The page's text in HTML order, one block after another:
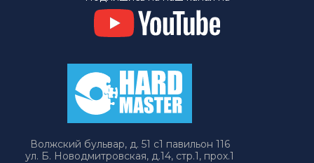
Волжский бульвар, д. 51 с1 павильон 116
ул. Б. Новодмитровская, д.14, стр.1, прох.1